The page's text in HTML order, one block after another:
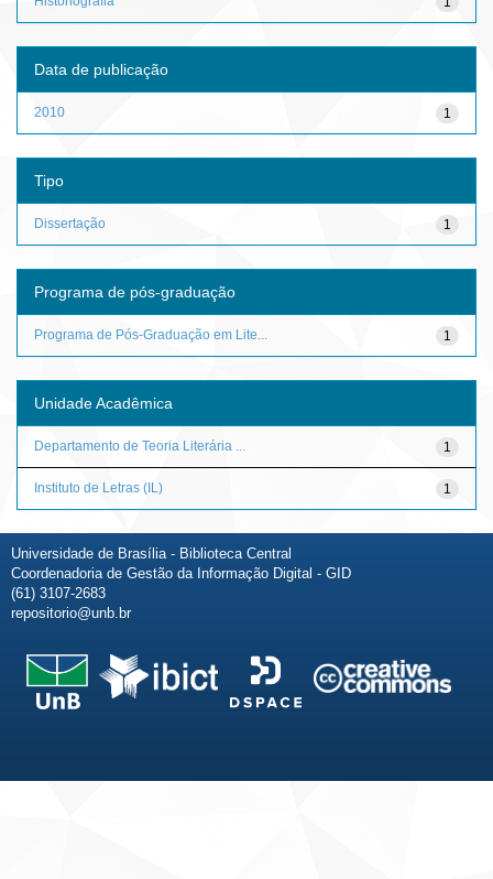
Data de publicação
1
2010
Tipo
1
Dissertação
Programa de pós-graduação
1
Programa de Pós-Graduação em Lite...
Unidade Acadêmica
1
Departamento de Teoria Literária ...
1
Instituto de Letras (IL)
Universidade de Brasília - Biblioteca Central
Coordenadoria de Gestão da Informação Digital - GID
(61) 3107-2683
repositorio@unb.br